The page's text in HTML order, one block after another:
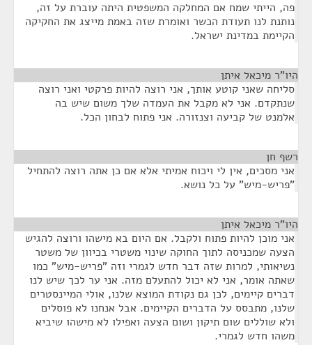
פה, הייתי שמח אם המחלקה המשפטית היתה עוברת על זה,
נותנת לנו תעודת הכשר ואומרת שזה באמת מייצג את החקיקה
הקיימת במדינת ישראל.
היו"ר מיכאל איתן
סליחה שאני קוטע אותך, אני רוצה להיות פרקטי ואני רוצה
שנתקדם. אני לא מקבל את העמדה שלך משום שיש בה
אלמנט של קביעה וצנזורה. אני פתוח לבחון הכל.
רשף חן
אני מסכים, אין לי ויכוח אמיתי אלא אם כן אתה רוצה להתחיל
"פריש-מיש" על כל נושא.
היו"ר מיכאל איתן
אני מוכן להיות פתוח ולקבל. אם היום בא מישהו ורוצה להגיש
הצעה שמכניסה לתוך החוקה שינוי משטרי בכיוון של משטר
נשיאותי, למרות שזה דבר חדש לגמרי וזה "פריש-מיש" כמו
שאתה אומר, אני לא יכול להתעלם מזה. אני ער לכך שיש לנו
דברים קיימים, לכן גם נקודת המוצא שלנו, אולי המיינסטרים
שלנו, מתבסס על הדברים הקיימים. אבל אנחנו לא פוסלים
ולא שוללים שום תיקון ושום הצעה ואפילו לא מישהו שיביא
משהו חדש לגמרי.